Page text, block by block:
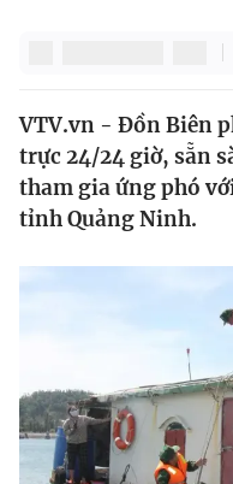
Thế giới
Tin tức
Thế giới đó đây
Kinh tế
Góc doanh nghiệp
Phim VTV
Hậu trường
Giải trí
VTV.vn - Đồn Biên
trực 24/24 giờ, sẵn
tham gia ứng phó
tỉnh Quảng Ninh.